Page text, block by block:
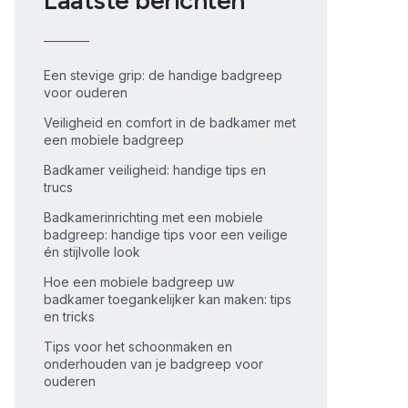
Een stevige grip: de handige badgreep
voor ouderen
Veiligheid en comfort in de badkamer met
een mobiele badgreep
Badkamer veiligheid: handige tips en
trucs
Badkamerinrichting met een mobiele
badgreep: handige tips voor een veilige
én stijlvolle look
Hoe een mobiele badgreep uw
badkamer toegankelijker kan maken: tips
en tricks
Tips voor het schoonmaken en
onderhouden van je badgreep voor
ouderen